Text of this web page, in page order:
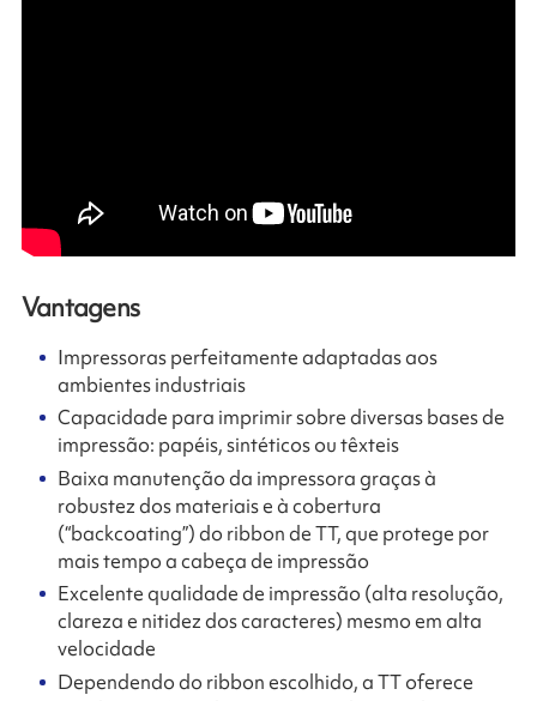
Vantagens
Impressoras perfeitamente adaptadas aos
ambientes industriais
Capacidade para imprimir sobre diversas bases de
impressão: papéis, sintéticos ou têxteis
Baixa manutenção da impressora graças à
robustez dos materiais e à cobertura
(“backcoating”) do ribbon de TT, que protege por
mais tempo a cabeça de impressão
Excelente qualidade de impressão (alta resolução,
clareza e nitidez dos caracteres) mesmo em alta
velocidade
Dependendo do ribbon escolhido, a TT oferece